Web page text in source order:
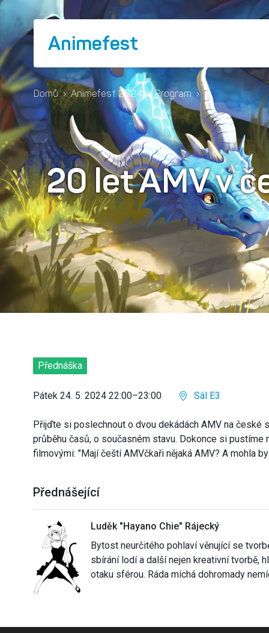
Animefest
Domů › Animefest 2024 › Program ›
20 let AMV v
Přednáška
Pátek 24. 5. 2024 22:00–23:00 Sál E3
Přijďte si poslechnout o dvou dekádách AMV na české
průběhu časů, o současném stavu. Dokonce si
filmovými: "Mají čeští AMVčkaři nějaká AMV? A mohla
Přednášející
Luděk "Hayano Chie" Rájecký
Bytost neurčitého pohlaví věnující se
sbírání lodí a další nejen kreativní tvorbě,
otaku sférou. Ráda míchá dohromady